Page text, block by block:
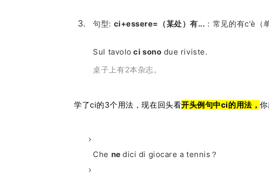
句型: ci+essere=（某处）有... ：常见的有c'è（
Sul tavolo ci sono due riviste.
桌子上有2本杂志。
学了ci的3个用法，现在回头看开头例句中ci的用法，
Che nedici di giocare a tennis？